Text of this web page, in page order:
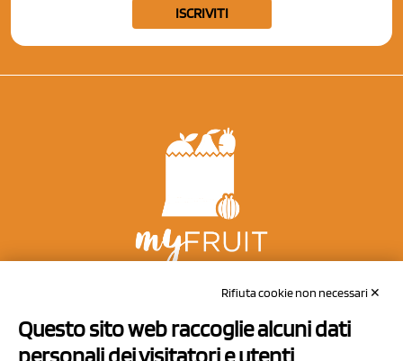
ISCRIVITI
NCX Drahorad srl
Via Prov.le Sassuolo Vignola 315/1
41057 Spilamberto (MO)
Rifiuta cookie non necessari ✕
Questo sito web raccoglie alcuni dati
personali dei visitatori e utenti